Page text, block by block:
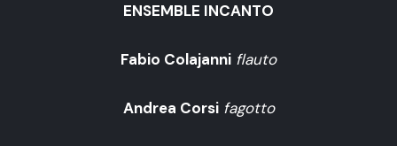
ENSEMBLE INCANTO
Fabio Colajanni flauto
Andrea Corsi fagotto